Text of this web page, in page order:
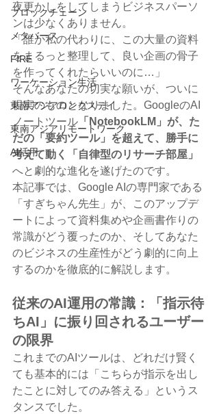
ブロックチェーン
メタバース
FIRE
ワーケーション生活
東南アジアロングステイ
東南アジアリモートワーク
AI活用
夜更かしをしてしまうビジネスパーソ
ンは少なくありません。
「誰か私の代わりに、この大量の資料
をまるっと整理して、良い企画の骨子
を作ってくれたらいいのに…」
そんなあなたの切実な願いが、ついに
現実のものとなりました。GoogleのAI
ノートツール 「NotebookLM」が、た
だの「要約ツール」を超えて、勝手に
考えて動く「自律型のリサーチ部屋」
へと劇的な進化を遂げたのです。
本記事では、Google AIの専門家である
「すぎちゃん先生」が、このアップデ
ートによって資料集めや企画書作りの
常識がどう覆ったのか、そしてあなた
のビジネスの生産性がどう劇的に向上
するのかを徹底的に解説します。
従来のAI運用の常識：「指示待
ちAI」に振り回されるユーザー
の限界
これまでのAIツールは、どれだけ賢く
ても基本的には「こちらが指示を出し
たことに対してのみ答える」というス
タンスでした。